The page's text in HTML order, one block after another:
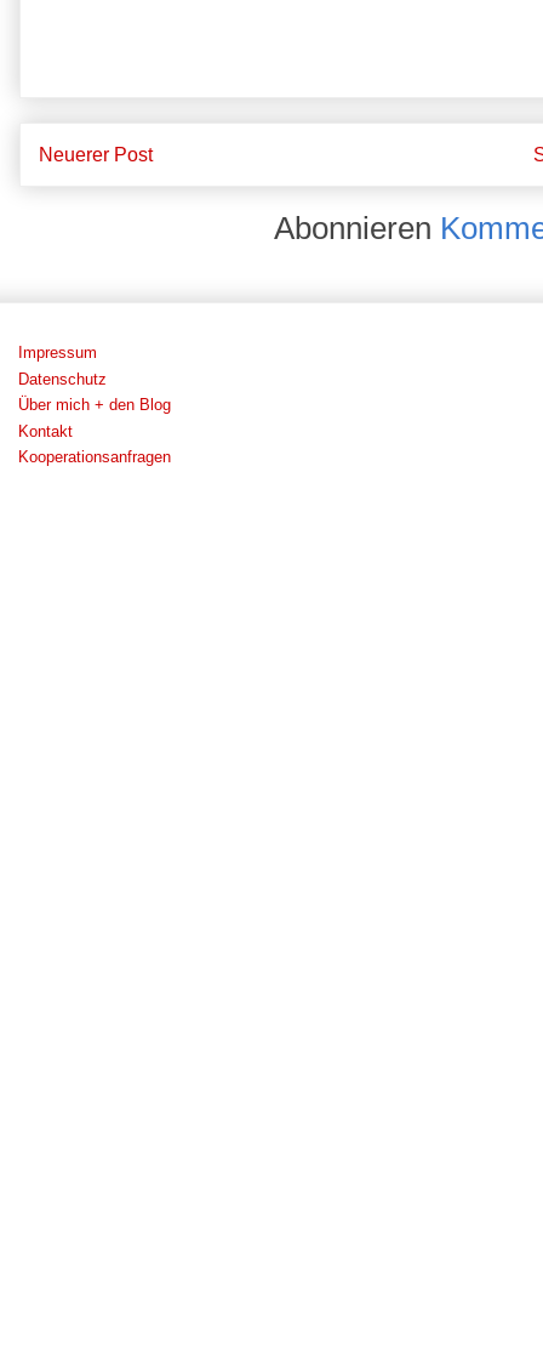
Neuerer Post
Abonnieren
Impressum
Datenschutz
Über mich + den Blog
Kontakt
Kooperationsanfragen